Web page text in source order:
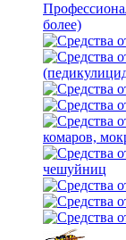
более)
комаров,
чешуйниц